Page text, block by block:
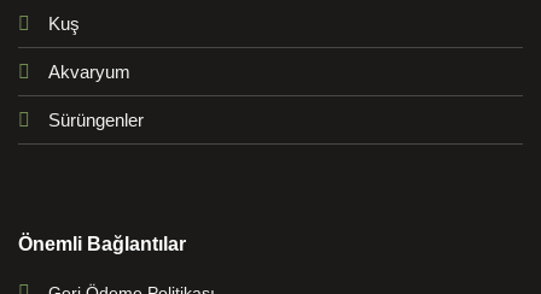
Kuş
Akvaryum
Sürüngenler
Önemli Bağlantılar